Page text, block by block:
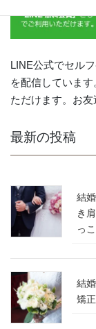
LINE公式でセル
を配信していま
ただけます。お友
最新の投稿
結
き
っ
結
矯